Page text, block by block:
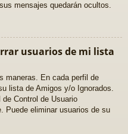
mensajes quedarán ocultos.
usuarios de mi lista
maneras. En cada perfil de
lista de Amigos y/o Ignorados.
Control de Usuario
Puede eliminar usuarios de su